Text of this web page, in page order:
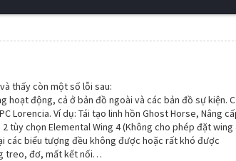
thấy còn một số lỗi sau:
hoạt động, cả ở bản đồ ngoài và các bản đồ sự kiện.
Lorencia. Ví dụ: Tái tạo linh hồn Ghost Horse, Nâng
tùy chọn Elemental Wing 4 (Không cho phép đặt
các biểu tượng đều không được hoặc rất khó được
treo, đơ, mất kết nối…